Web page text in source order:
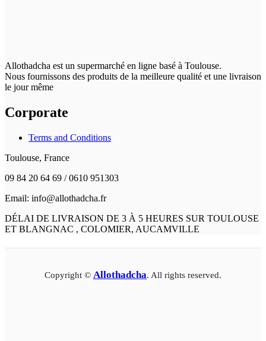
Allothadcha est un supermarché en ligne basé à Toulouse.
Nous fournissons des produits de la meilleure qualité et une livraison
le jour même
Corporate
Terms and Conditions
Toulouse, France
09 84 20 64 69 / 0610 951303
Email: info@allothadcha.fr
DÉLAI DE LIVRAISON DE 3 À 5 HEURES SUR TOULOUSE
ET BLANGNAC , COLOMIER, AUCAMVILLE
Copyright © Allothadcha. All rights reserved.